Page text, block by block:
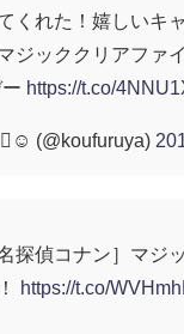
くれた！嬉しいキ
ジッククリアファ
https://t.co/
(@koufuruya)
探偵コナン］マジ
https://t.co/